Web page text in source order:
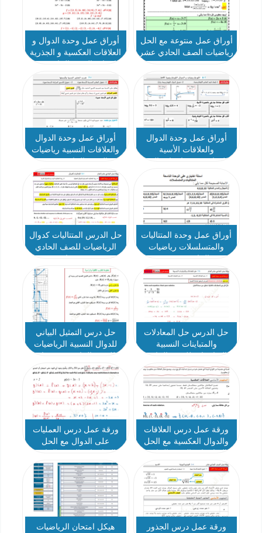
أوراق عمل منتوعة مع الحل
رياضيات الصف الحادي عشر
أوراق عمل وحدة الدوال و
العلاقات العكسية و الجذرية
أوراق عمل وحدة الدوال
والعلاقات الأسية
الحادي عشر
أوراق عمل وحدة الدوال
والعلاقات النسبية رياضيات
أوراق عمل وحدة المتتاليات
والمتسلسلات رياضيات
2
حل الدرس المتتاليات كدوال
الرياضيات للصف الحادي
حل الدرس حل المعادلات
والمتباينات النسبية
عشر عام
حل درس التمثيل البياني
للدوال النسبية الرياضيات
ورقة عمل درس العلاقات
والدوال العكسية مع الحل
عشر عام
ورقة عمل درس العمليات
على الدوال مع الحل
عشر عام
ورقة عمل درس الجذور
هيكل امتحان الرياضيات